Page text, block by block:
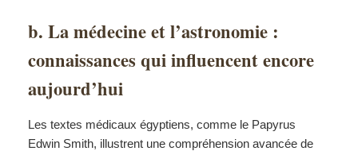
b. La médecine et l’astronomie :
connaissances qui influencent encore
aujourd’hui
Les textes médicaux égyptiens, comme le Papyrus
Edwin Smith, illustrent une compréhension avancée de